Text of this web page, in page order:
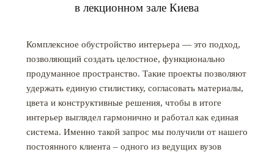
в лекционном зале Киева
Комплексное обустройство интерьера ― это подход,
позволяющий создать целостное, функционально
продуманное пространство. Такие проекты позволяют
удержать единую стилистику, согласовать материалы,
цвета и конструктивные решения, чтобы в итоге
интерьер выглядел гармонично и работал как единая
система. Именно такой запрос мы получили от нашего
постоянного клиента – одного из ведущих вузов